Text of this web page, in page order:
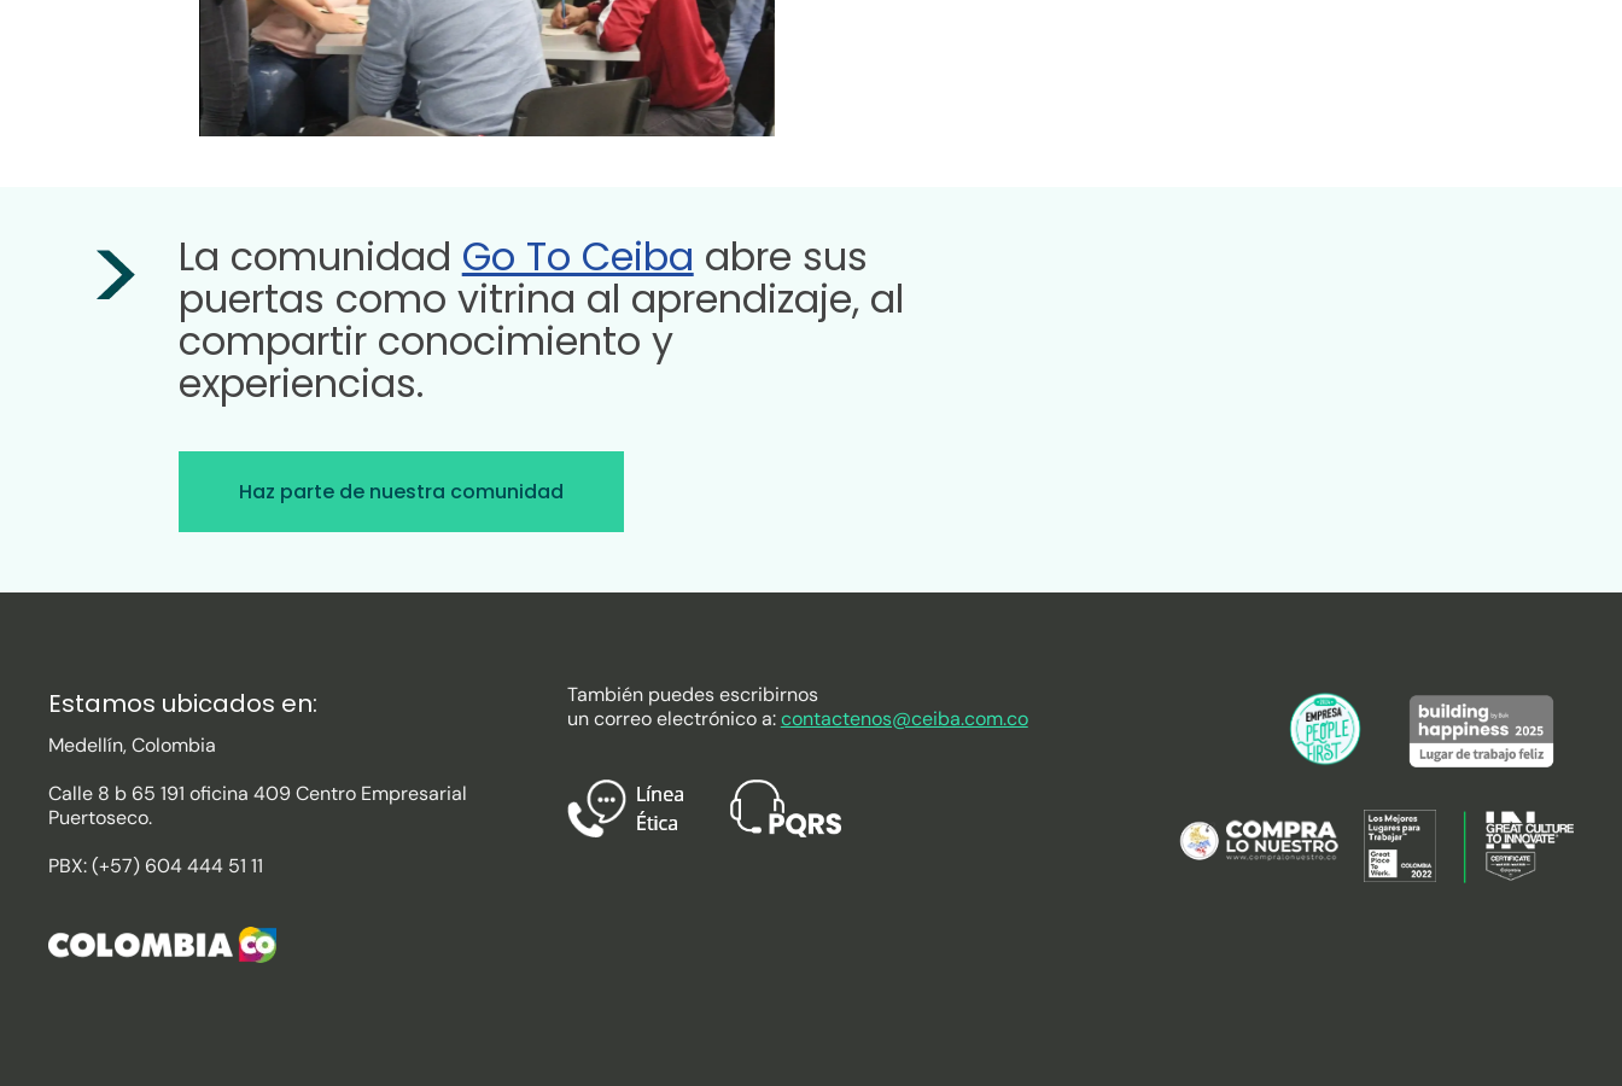
La comunidad Go To Ceiba abre sus
puertas como vitrina al aprendizaje, al
compartir conocimiento y
experiencias.
Haz parte de nuestra comunidad
Estamos ubicados en:
Medellín, Colombia
Calle 8 b 65 191 oficina 409 Centro Empresarial
Puertoseco.
PBX: (+57) 604 444 51 11
También puedes escribirnos
un correo electrónico a:contactenos@ceiba.com.co